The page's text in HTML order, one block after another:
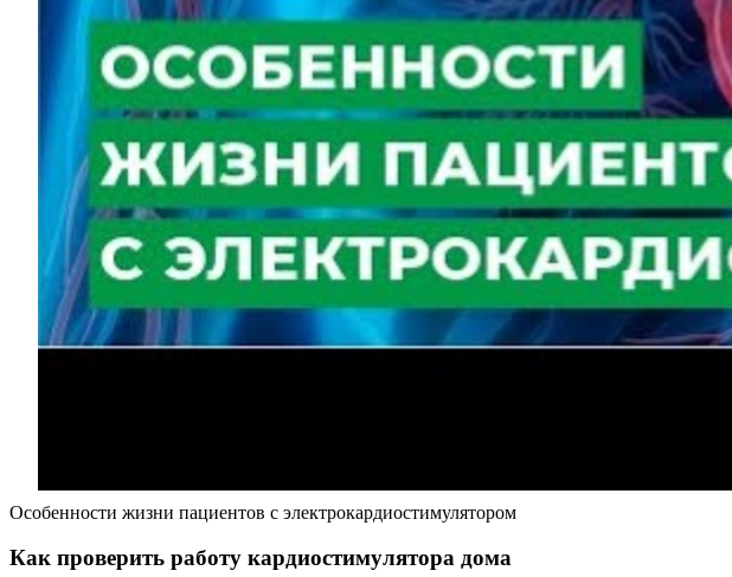
Особенности жизни пациентов с электрокардиостимулятором
Как проверить работу кардиостимулятора дома